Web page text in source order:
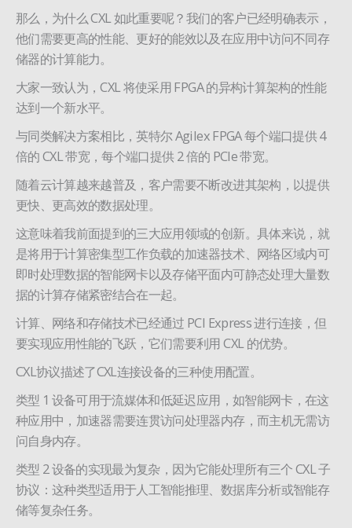
那么，为什么 CXL 如此重要呢？我们的客户已经明确表示，
他们需要更高的性能、更好的能效以及在应用中访问不同存
储器的计算能力。
大家一致认为，CXL 将使采用 FPGA 的异构计算架构的性能
达到一个新水平。
与同类解决方案相比，英特尔 Agilex FPGA 每个端口提供 4
倍的 CXL 带宽，每个端口提供 2 倍的 PCIe 带宽。
随着云计算越来越普及，客户需要不断改进其架构，以提供
更快、更高效的数据处理。
这意味着我前面提到的三大应用领域的创新。具体来说，就
是将用于计算密集型工作负载的加速器技术、网络区域内可
即时处理数据的智能网卡以及存储平面内可静态处理大量数
据的计算存储紧密结合在一起。
计算、网络和存储技术已经通过 PCI Express 进行连接，但
要实现应用性能的飞跃，它们需要利用 CXL 的优势。
CXL协议描述了CXL连接设备的三种使用配置。
类型 1 设备可用于流媒体和低延迟应用，如智能网卡，在这
种应用中，加速器需要连贯访问处理器内存，而主机无需访
问自身内存。
类型 2 设备的实现最为复杂，因为它能处理所有三个 CXL 子
协议：这种类型适用于人工智能推理、数据库分析或智能存
储等复杂任务。